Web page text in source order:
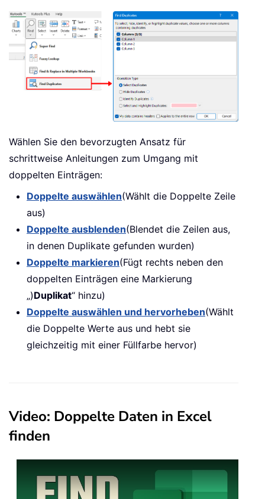
Wählen Sie den bevorzugten Ansatz für
schrittweise Anleitungen zum Umgang mit
doppelten Einträgen:
Doppelte auswählen(Wählt die Doppelte Zeile
aus)
Doppelte ausblenden(Blendet die Zeilen aus,
in denen Duplikate gefunden wurden)
Doppelte markieren(Fügt rechts neben den
doppelten Einträgen eine Markierung
„)Duplikat“ hinzu)
Doppelte auswählen und hervorheben(Wählt
die Doppelte Werte aus und hebt sie
gleichzeitig mit einer Füllfarbe hervor)
Video: Doppelte Daten in Excel
finden